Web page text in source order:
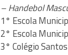
– Handebol
1° Escola
2° Escola
3° Colégio